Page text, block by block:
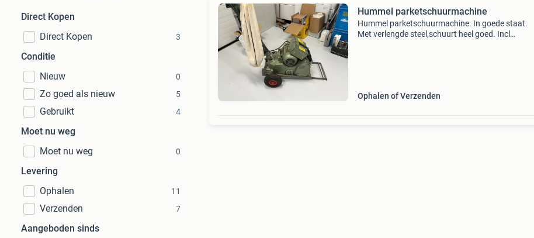
Direct Kopen
Direct Kopen
3
Conditie
Nieuw
0
Zo goed als nieuw 5
Gebruikt 4
Moet nu weg
Moet nu weg
0
Levering
Ophalen
11
Verzenden 7
Aangeboden sinds
Hummel parketschuurmachine
Hummel parketschuurmachine. In goede staat.
Met verlengde steel,schuurt heel goed. Incl
Ophalen of Verzenden